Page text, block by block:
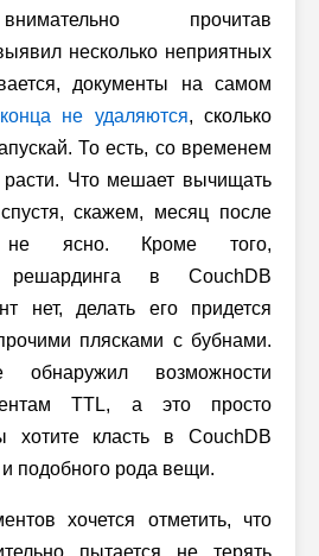
прочитав
несколько неприятных
документы на самом
не удаляются, сколько
То есть, со временем
расти. Что мешает вычищать
скажем, месяц после
не ясно. Кроме того,
решардинга в CouchDB
нет, делать его придется
плясками с бубнами.
возможности
TTL, а это просто
хотите класть в CouchDB
подобного рода вещи.
хочется отметить, что